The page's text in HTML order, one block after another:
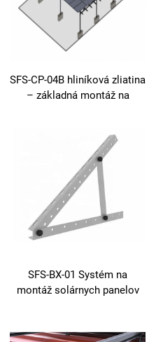
SFS-CP-04B hliníková zliatina
– základná montáž na
SFS-BX-01 Systém na
montáž solárnych panelov